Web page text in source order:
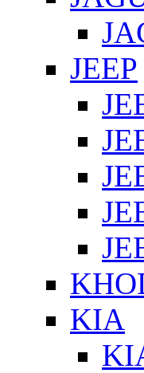
JEEP
KIA